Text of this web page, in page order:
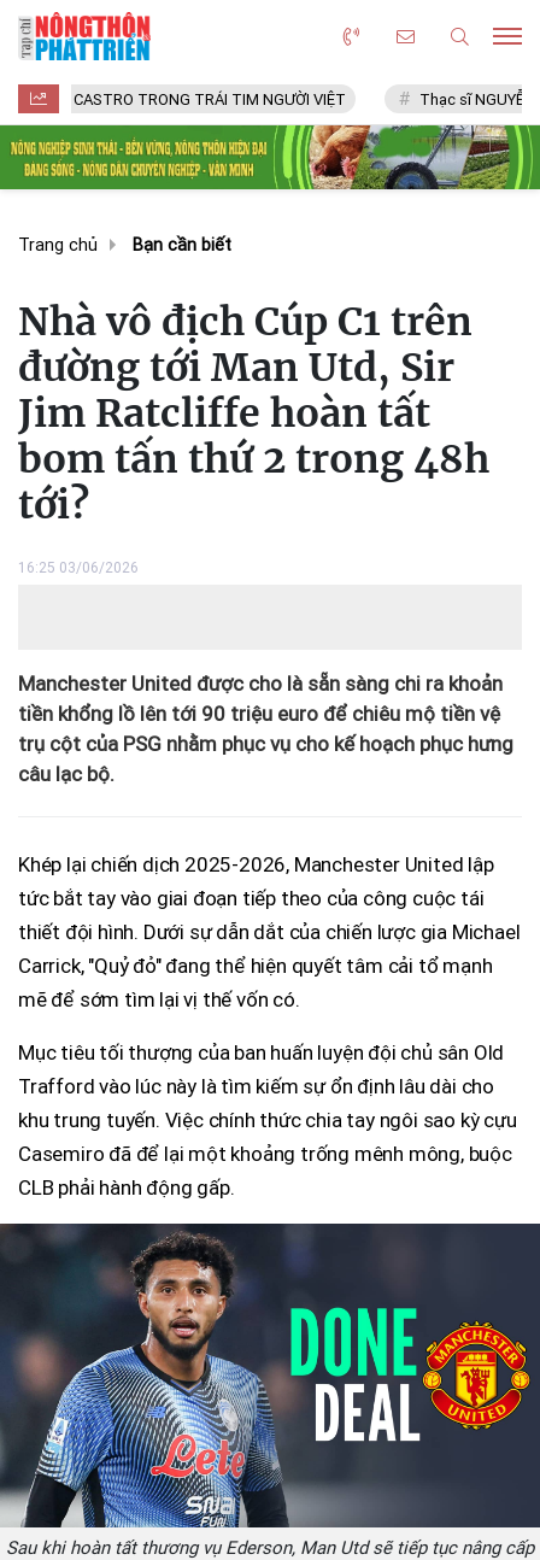
TRONG TRÁI TIM NGƯỜI VIỆT Thạc sĩ NGUYỄN VĂN CHÍ
Trang chủ Bạn cần biết
Nhà vô địch Cúp C1 trên
đường tới Man Utd, Sir
Jim Ratcliffe hoàn tất
bom tấn thứ 2 trong 48h
tới?
16:25 03/06/2026
Manchester United được cho là sẵn sàng chi ra khoản
tiền khổng lồ lên tới 90 triệu euro để chiêu mộ tiền vệ
trụ cột của PSG nhằm phục vụ cho kế hoạch phục hưng
câu lạc bộ.
Khép lại chiến dịch 2025-2026, Manchester United lập
tức bắt tay vào giai đoạn tiếp theo của công cuộc tái
thiết đội hình. Dưới sự dẫn dắt của chiến lược gia Michael
Carrick, "Quỷ đỏ" đang thể hiện quyết tâm cải tổ mạnh
mẽ để sớm tìm lại vị thế vốn có.
Mục tiêu tối thượng của ban huấn luyện đội chủ sân Old
Trafford vào lúc này là tìm kiếm sự ổn định lâu dài cho
khu trung tuyến. Việc chính thức chia tay ngôi sao kỳ cựu
Casemiro đã để lại một khoảng trống mênh mông, buộc
CLB phải hành động gấp.
Sau khi hoàn tất thương vụ Ederson, Man Utd sẽ tiếp tục nâng cấp